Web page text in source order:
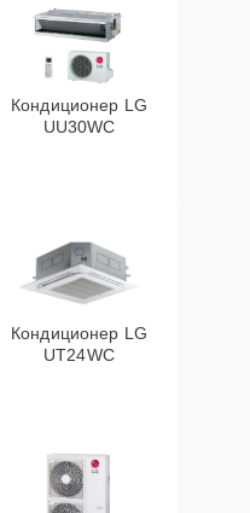
Кондиционер LG
UU30WC
Кондиционер LG
UT24WC